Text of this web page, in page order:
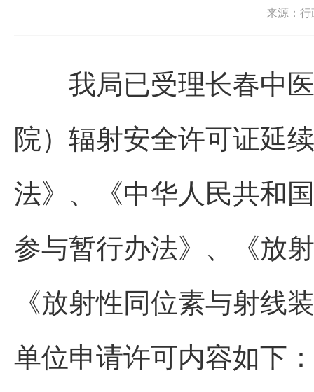
来源：行
我局已受理长春中医
院）辐射安全许可证延
法》、《中华人民共和
参与暂行办法》、《放
《放射性同位素与射线
单位申请许可内容如下：